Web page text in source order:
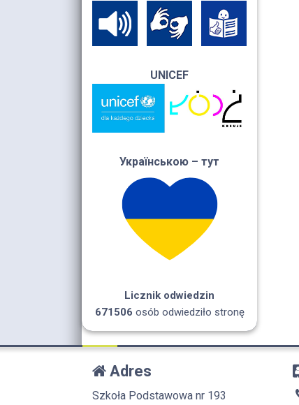
UNICEF
Українською – тут
Licznik odwiedzin
671506 osób odwiedziło stronę
Adres
Szkoła Podstawowa nr 193